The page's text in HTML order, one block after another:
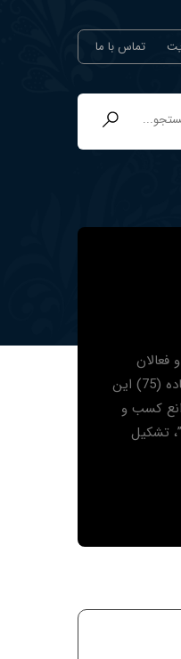
تماس با ما
و فعالان
اقتصادی بخش خصوصی و تعاونی کشور شروع به فعالیت نموده است. با تصویب قانون برنامه پنج ساله پنجم توسعه جمهوري اسلامي و طبق ماده (75) این
کسب و
تشکیل